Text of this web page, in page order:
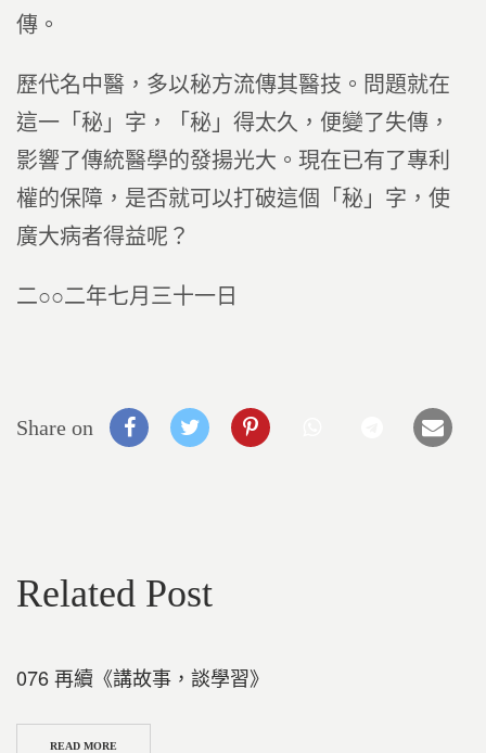
傳。
歷代名中醫，多以秘方流傳其醫技。問題就在
這一「秘」字，「秘」得太久，便變了失傳，
影響了傳統醫學的發揚光大。現在已有了專利
權的保障，是否就可以打破這個「秘」字，使
廣大病者得益呢？
二○○二年七月三十一日
Share on
Related Post
076 再續《講故事，談學習》
READ MORE